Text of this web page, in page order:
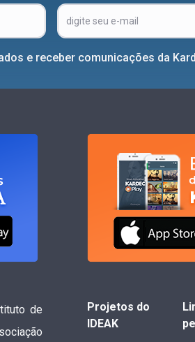
e receber comunicações da
de
Projetos do
IDEAK